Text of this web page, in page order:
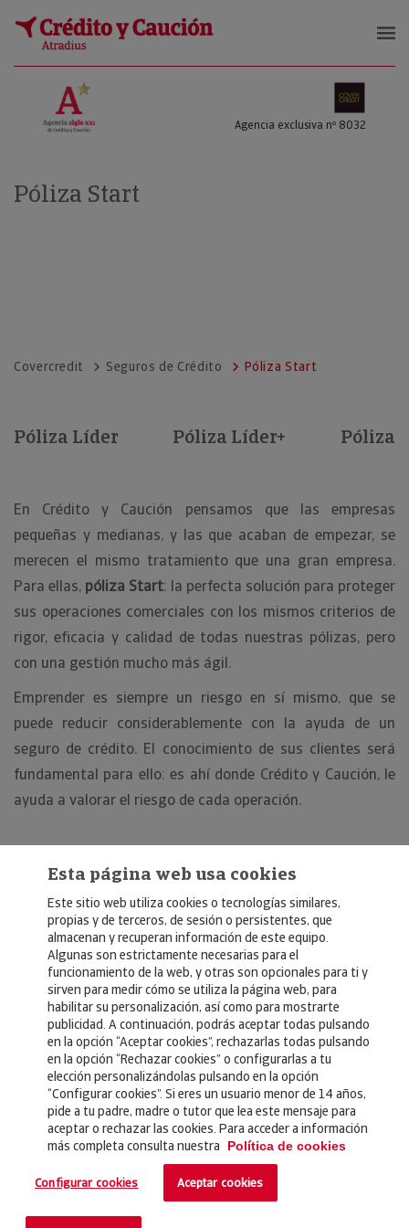
COVERCREDIT SL
Agencia exclusiva nº 8032
Póliza Start
Covercredit Seguros de Crédito Póliza Start
Póliza Líder Póliza Líder+ Póliza
En Crédito y Caución pensamos que las empresas
pequeñas y medianas, y las que acaban de empezar, se
merecen el mismo tratamiento que una gran empresa.
Para ellas, póliza Start: la perfecta solución para proteger
sus operaciones comerciales con los mismos criterios de
rigor, eficacia y calidad de todas nuestras pólizas, pero
con una gestión mucho más ágil.
Emprender es siempre un riesgo en sí mismo, que se
puede reducir considerablemente con la ayuda de un
seguro de crédito. El conocimiento de sus clientes será
fundamental para ello: es ahí donde Crédito y Caución, le
ayuda a valorar el riesgo de cada operación.
© Copyright 2026, Crédito y Caución
Aviso Legal
Política de Privacidad
RGPD
Política de Cookies
Seguros
Noticias
Esta página web usa cookies
Este sitio web utiliza cookies o tecnologías similares,
propias y de terceros, de sesión o persistentes, que
almacenan y recuperan información de este equipo.
Algunas son estrictamente necesarias para el
funcionamiento de la web, y otras son opcionales para ti y
sirven para medir cómo se utiliza la página web, para
habilitar su personalización, así como para mostrarte
publicidad. A continuación, podrás aceptar todas pulsando
en la opción “Aceptar cookies”, rechazarlas todas pulsando
en la opción “Rechazar cookies” o configurarlas a tu
elección personalizándolas pulsando en la opción
“Configurar cookies”. Si eres un usuario menor de 14 años,
pide a tu padre, madre o tutor que lea este mensaje para
aceptar o rechazar las cookies. Para acceder a información
más completa consulta nuestra
Política de cookies
Configurar cookies Aceptar cookies